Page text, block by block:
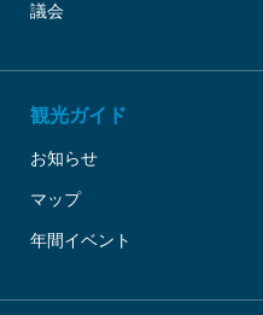
議会
観光ガイド
お知らせ
マップ
年間イベント